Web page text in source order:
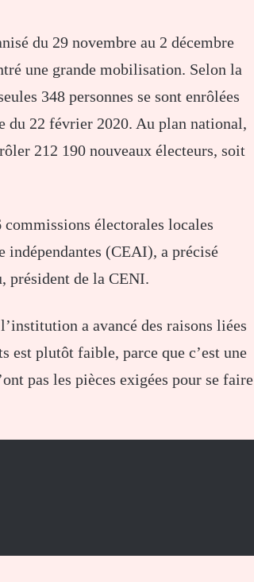
du 29 novembre au 2 décembre
une grande mobilisation. Selon la
348 personnes se sont enrôlées
du 22 février 2020. Au plan national,
212 190 nouveaux électeurs, soit
commissions électorales locales
indépendantes (CEAI), a précisé
président de la CENI.
a avancé des raisons liées
est plutôt faible, parce que c’est une
pas les pièces exigées pour se faire